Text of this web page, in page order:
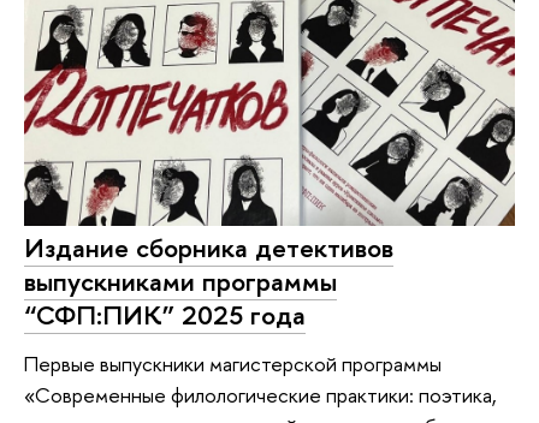
Издание сборника детективов
выпускниками программы
“СФП:ПИК” 2025 года
Первые выпускники магистерской программы
«Современные филологические практики: поэтика,